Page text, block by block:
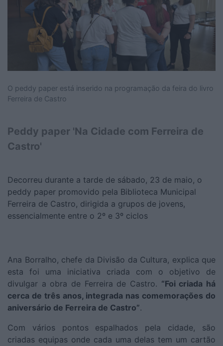
O peddy paper está inserido na programação da feira do livro
Ferreira de Castro
Peddy paper 'Na Cidade com Ferreira de
Castro'
Decorreu durante a tarde de sábado, 23 de maio, o
peddy paper promovido pela Biblioteca Municipal
Ferreira de Castro, dirigida a grupos de jovens,
essencialmente entre o 2º e 3º ciclos
Ana Borralho, chefe da Divisão da Cultura, explica que
esta foi uma iniciativa criada com o objetivo de
divulgar a obra de Ferreira de Castro. “Foi criada há
cerca de três anos, integrada nas comemorações do
aniversário de Ferreira de Castro”.
Com vários pontos espalhados pela cidade, são
criadas equipas onde cada uma delas tem um cartão